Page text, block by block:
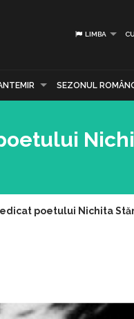
LIMBA
SEZONUL
poetului Nichita